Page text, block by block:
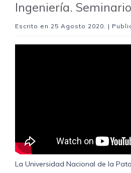
Ingeniería.
Escrito en 25 Agosto 2020. |
La Universidad Nacional de la